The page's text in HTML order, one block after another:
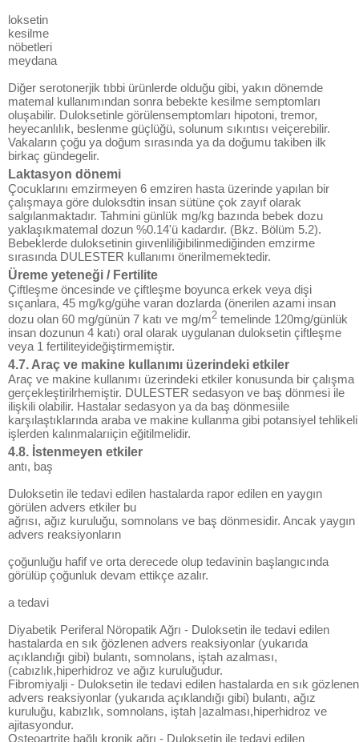
loksetin
kesilme
nöbetleri
meydana
Diğer serotonerjik tıbbi ürünlerde olduğu gibi, yakın dönemde
matemal kullanımından sonra bebekte kesilme semptomları
oluşabilir. Duloksetinle görülensemptomları hipotoni, tremor,
heyecanlılık, beslenme güçlüğü, solunum sıkıntısı veiçerebilir.
Vakaların çoğu ya doğum sırasında ya da doğumu takiben ilk
birkaç gündegelir.
Laktasyon dönemi
Çocuklarını emzirmeyen 6 emziren hasta üzerinde yapılan bir
çalışmaya göre duloksdtin insan sütüne çok zayıf olarak
salgılanmaktadır. Tahmini günlük mg/kg bazında bebek dozu
yaklaşıkmatemal dozun %0.14'ü kadardır. (Bkz. Bölüm 5.2).
Bebeklerde duloksetinin giıvenliliğibilinmediğinden emzirme
sırasında DULESTER kullanımı önerilmemektedir.
Üreme yeteneği / Fertilite
Çiftleşme öncesinde ve çiftleşme boyunca erkek veya dişi
sıçanlara, 45 mg/kg/gühe varan dozlarda (önerilen azami insan
dozu olan 60 mg/günün 7 katı ve mg/m2 temelinde 120mg/günlük
insan dozunun 4 katı) oral olarak uygulanan duloksetin çiftleşme
veya 1 fertiliteyideğiştirmemiştir.
4.7. Araç ve makine kullanımı üzerindeki etkiler
Araç ve makine kullanımı üzerindeki etkiler konusunda bir çalışma
gerçekleştirilrhemiştir. DULESTER sedasyon ve baş dönmesi ile
ilişkili olabilir. Hastalar sedasyon ya da baş dönmesiile
karşılaştıklarında araba ve makine kullanma gibi potansiyel tehlikeli
işlerden kalınmalarıiçin eğitilmelidir.
4.8. İstenmeyen etkiler
antı, baş
Duloksetin ile tedavi edilen hastalarda rapor edilen en yaygın
görülen advers etkiler bu
ağrısı, ağız kuruluğu, somnolans ve baş dönmesidir. Ancak yaygın
advers reaksiyonların
çoğunluğu hafif ve orta derecede olup tedavinin başlangıcında
görülüp çoğunluk devam ettikçe azalır.
a tedavi
Diyabetik Periferal Nöropatik Ağrı - Duloksetin ile tedavi edilen
hastalarda en sık ğözlenen advers reaksiyonlar (yukarıda
açıklandığı gibi) bulantı, somnolans, iştah azalması,
(cabızlık,hiperhidroz ve ağız kuruluğudur.
Fibromiyalji - Duloksetin ile tedavi edilen hastalarda en sık gözlenen
advers reaksiyonlar (yukarıda açıklandığı gibi) bulantı, ağız
kuruluğu, kabızlık, somnolans, iştah |azalması,hiperhidroz ve
ajitasyondur.
Osteoartrite bağlı kronik ağrı - Duloksetin ile tedavi edilen